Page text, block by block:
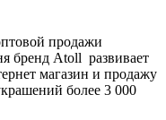
продажи
бренд Atoll развивает
магазин и продажу
более 3 000